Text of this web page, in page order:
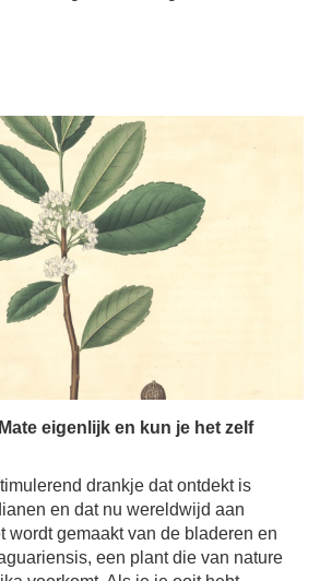
eigenlijk en kun je het zelf
drankje dat ontdekt is
en dat nu wereldwijd aan
wordt gemaakt van de bladeren en
een plant die van nature